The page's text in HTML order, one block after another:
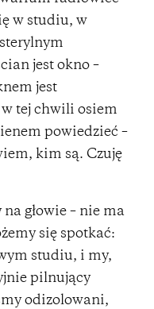
w studiu, w
jest okno –
jest
tej chwili osiem
powiedzieć –
kim są. Czuję
głowie – nie ma
się spotkać:
studiu, i my,
pilnujący
odizolowani,